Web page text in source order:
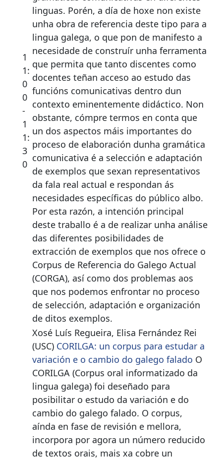
1
1:
0
0
-
1
1:
3
0
linguas. Porén, a día de hoxe non existe
unha obra de referencia deste tipo para a
lingua galega, o que pon de manifesto a
necesidade de construír unha ferramenta
que permita que tanto discentes como
docentes teñan acceso ao estudo das
funcións comunicativas dentro dun
contexto eminentemente didáctico. Non
obstante, cómpre termos en conta que
un dos aspectos máis importantes do
proceso de elaboración dunha gramática
comunicativa é a selección e adaptación
de exemplos que sexan representativos
da fala real actual e respondan ás
necesidades específicas do público albo.
Por esta razón, a intención principal
deste traballo é a de realizar unha análise
das diferentes posibilidades de
extracción de exemplos que nos ofrece o
Corpus de Referencia do Galego Actual
(CORGA), así como dos problemas aos
que nos podemos enfrontar no proceso
de selección, adaptación e organización
de ditos exemplos.
Xosé Luís Regueira, Elisa Fernández Rei
(USC) CORILGA: un corpus para estudar a
variación e o cambio do galego falado O
CORILGA (Corpus oral informatizado da
lingua galega) foi deseñado para
posibilitar o estudo da variación e do
cambio do galego falado. O corpus,
aínda en fase de revisión e mellora,
incorpora por agora un número reducido
de textos orais, mais xa cobre un